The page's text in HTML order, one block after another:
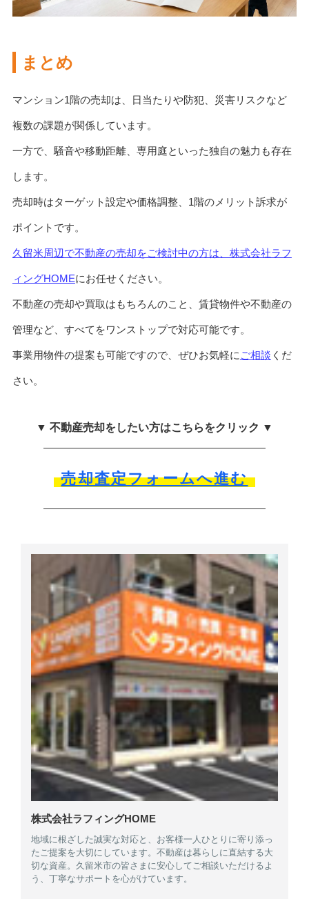
まとめ
マンション1階の売却は、日当たりや防犯、災害リスクなど
複数の課題が関係しています。
一方で、騒音や移動距離、専用庭といった独自の魅力も存在
します。
売却時はターゲット設定や価格調整、1階のメリット訴求が
ポイントです。
久留米周辺で不動産の売却をご検討中の方は、株式会社ラフ
ィングHOMEにお任せください。
不動産の売却や買取はもちろんのこと、賃貸物件や不動産の
管理など、すべてをワンストップで対応可能です。
事業用物件の提案も可能ですので、ぜひお気軽に ご相談 くだ
さい。
▼ 不動産売却をしたい方はこちらをクリック ▼
売却査定フォームへ進む
株式会社ラフィングHOME
地域に根ざした誠実な対応と、お客様一人ひとりに寄り添っ
たご提案を大切にしています。不動産は暮らしに直結する大
切な資産。久留米市の皆さまに安心してご相談いただけるよ
う、丁寧なサポートを心がけています。